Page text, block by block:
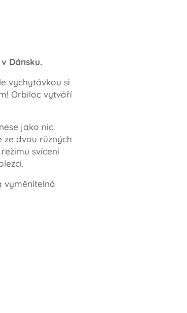
Dánsku.
vychytávkou si
Orbiloc vytváří
jako nic.
ze dvou různých
svícení
vyměnitelná